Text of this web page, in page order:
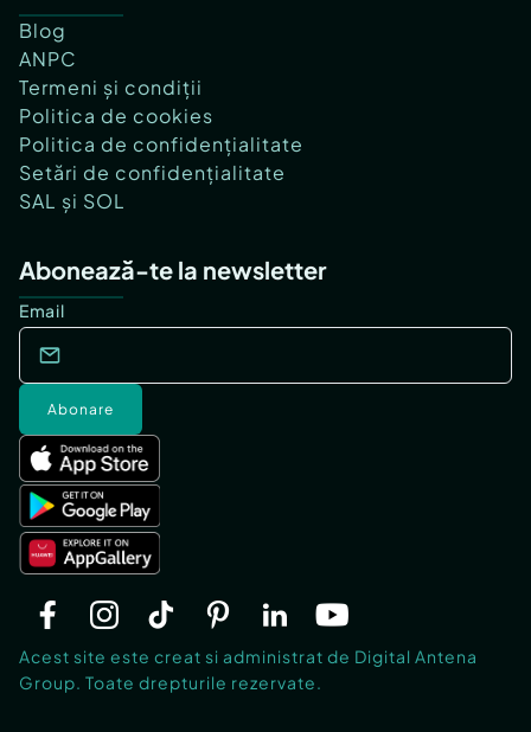
Blog
ANPC
Termeni și condiții
Politica de cookies
Politica de confidențialitate
Setări de confidențialitate
SAL și SOL
Abonează-te la newsletter
Email
Abonare
Acest site este creat si administrat de Digital Antena
Group. Toate drepturile rezervate.